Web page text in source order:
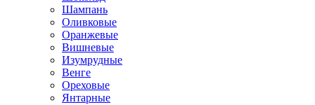
Шампань
Оливковые
Оранжевые
Вишневые
Изумрудные
Венге
Ореховые
Янтарные